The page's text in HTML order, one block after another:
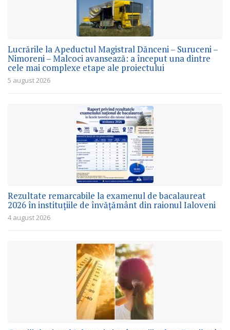
Lucrările la Apeductul Magistral Dănceni – Suruceni –
Nimoreni – Malcoci avansează: a început una dintre
cele mai complexe etape ale proiectului
5 august 2026
Rezultate remarcabile la examenul de bacalaureat
2026 în instituțiile de învățământ din raionul Ialoveni
4 august 2026